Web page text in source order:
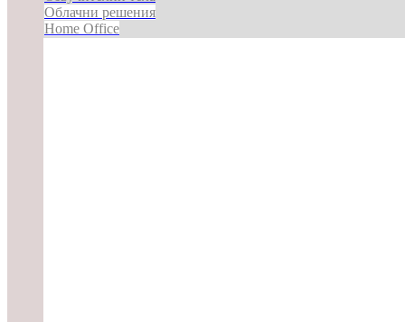
Облачни решения
Home Office